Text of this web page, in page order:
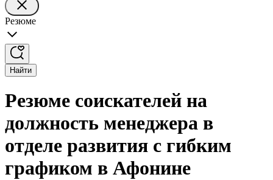
Резюме
Найти
Резюме соискателей на
должность менеджера в
отделе развития с гибким
графиком в Афонине